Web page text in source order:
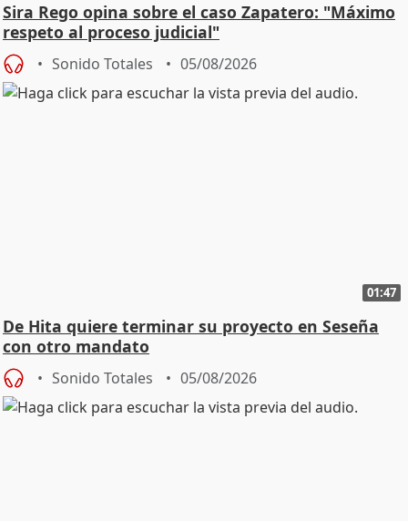
Sira Rego opina sobre el caso Zapatero: "Máximo
respeto al proceso judicial"
Sonido Totales 05/08/2026
01:47
De Hita quiere terminar su proyecto en Seseña
con otro mandato
Sonido Totales 05/08/2026